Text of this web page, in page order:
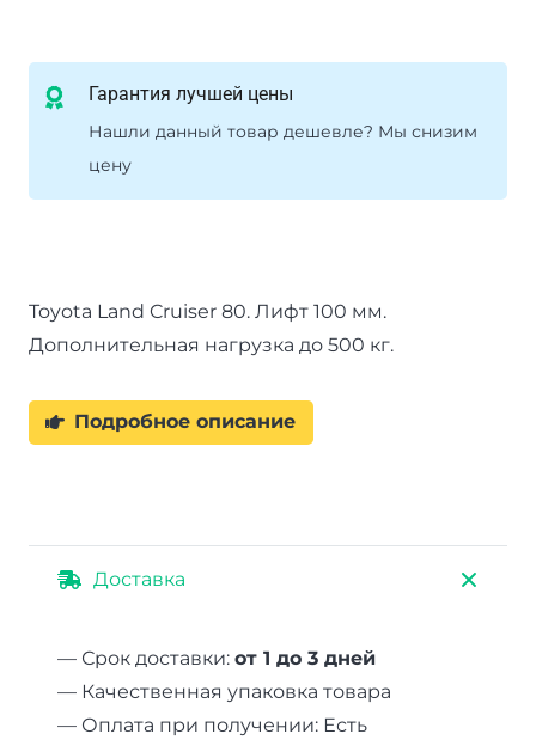
300-
Гарантия лучшей цены
Нашли данный товар дешевле? Мы снизим
цену
Toyota Land Cruiser 80. Лифт 100 мм.
Дополнительная нагрузка до 500 кг.
Подробное описание
Доставка
— Срок доставки: от 1 до 3 дней
— Качественная упаковка товара
— Оплата при получении: Есть